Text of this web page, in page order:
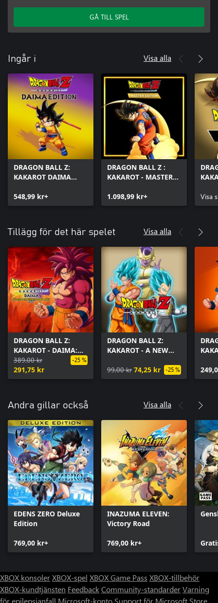
GÅ TILL SPEL
Ingår i Visa alla
DRAGON BALL Z:
KAKAROT DAIMA
548,99 kr+
DRAGON BALL Z :
KAKAROT - MASTER
1.098,99 kr+
Visa
Tillägg för det här spelet Visa alla
DRAGON BALL Z:
KAKAROT - DAIMA:
Adventure Through
The Demon Realm
Pack
389,00 kr
291,75 kr
-25 %
DRAGON BALL Z:
KAKAROT - A NEW
99,00 kr 74,25 kr -25 %
Andra gillar också Visa alla
EDENS ZERO Deluxe
Edition
769,00 kr+
INAZUMA ELEVEN:
Victory Road
769,00 kr+
XBOX konsolerXBOX-spel XBOX Game Pass XBOX-tillbehör
XBOX-kundtjänsten FeedbackCommunity-standarderVarning